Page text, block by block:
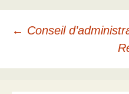
des
← Conseil